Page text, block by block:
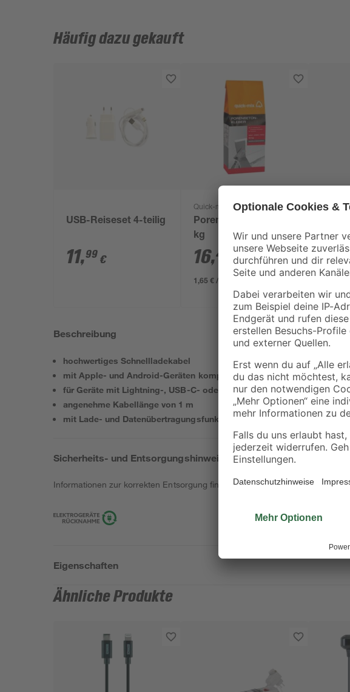
Häufig dazu gekauft
USB-Reiseset 4-teilig
11,99 €
Quick-mix
Porenbetonkleber 10
kg
16,49 €
1,65 € / Kilogramm
Firefix
x 500
10,
21,98
Beschreibung
hochwertiges Schnellladekabel
mit Apple- und Android-Geräten kompatibel
für Geräte mit Lightning-, USB-C- oder Micro-USB-Anschluss
angenehme Kabellänge von 1 m
mit Lade- und Datenübertragungsfunktion
Sicherheits- und Entsorgungshinweise
Informationen zur korrekten Entsorgung findest duhier.
Eigenschaften
Ähnliche Produkte